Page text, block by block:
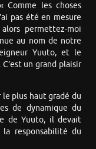
Comme les choses
pas été en mesure
permettez-moi
au nom de notre
Yuuto, et le
un grand plaisir
plus haut gradé du
de dynamique du
de Yuuto, il devait
responsabilité du